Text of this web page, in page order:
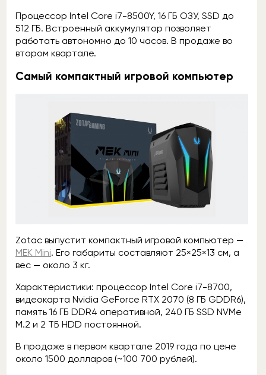
Процессор Intel Core i7-8500Y, 16 ГБ ОЗУ, SSD до
512 ГБ. Встроенный аккумулятор позволяет
работать автономно до 10 часов. В продаже во
втором квартале.
Самый компактный игровой компьютер
Zotac выпустит компактный игровой компьютер —
MEK Mini. Его габариты составляют 25×25×13 см, а
вес — около 3 кг.
Характеристики: процессор Intel Core i7-8700,
видеокарта Nvidia GeForce RTX 2070 (8 ГБ GDDR6),
память 16 ГБ DDR4 оперативной, 240 ГБ SSD NVMe
M.2 и 2 ТБ HDD постоянной.
В продаже в первом квартале 2019 года по цене
около 1500 долларов (~100 700 рублей).